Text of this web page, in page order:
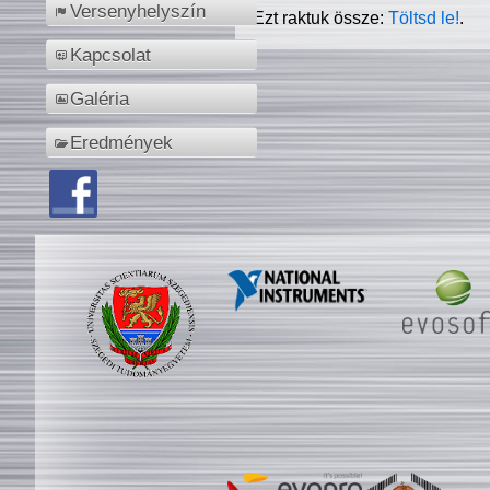
Versenyhelyszín
Kapcsolat
Galéria
Eredmények
Ezt raktuk össze:Töltsd le!.